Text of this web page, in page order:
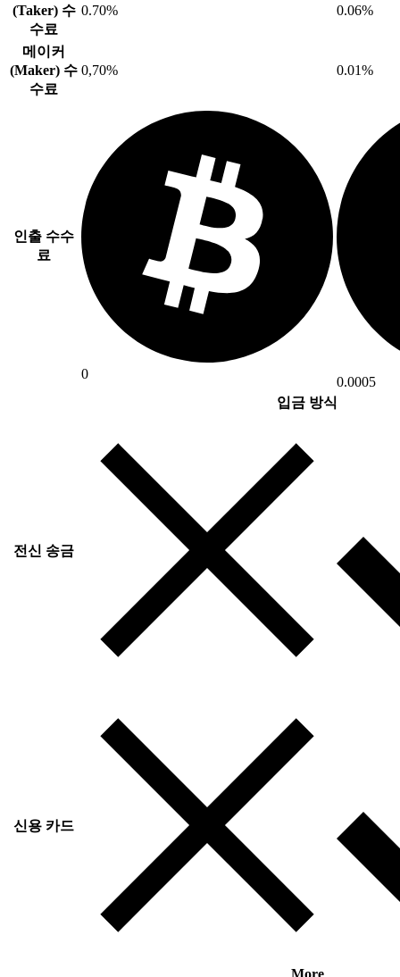
(Taker) 수
수료
0.70% 0.06%
메이커
(Maker) 수
수료
0,70% 0.01%
인출 수수
료
0
0.0005
입금 방식
전신 송금
신용 카드
More